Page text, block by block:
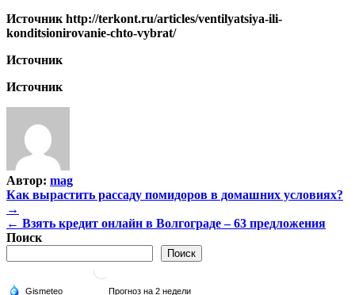
Источник http://terkont.ru/articles/ventilyatsiya-ili-
konditsionirovanie-chto-vybrat/
Источник
Источник
Автор: mag
Навигация
по
записям
Как вырастить рассаду помидоров в домашних условиях?
→
← Взять кредит онлайн в Волгограде – 63 предложения
Поиск
Поиск